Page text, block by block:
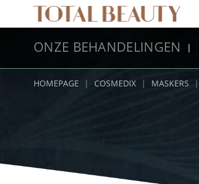
ONZE BEHANDELINGEN
HOMEPAGE | COSMEDIX | MASKERS |